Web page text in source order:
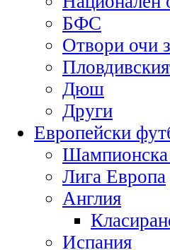
БФС
Отвори очи
Дюш
Други
Европейски
Шампионска
Лига Европа
Англия
Испания